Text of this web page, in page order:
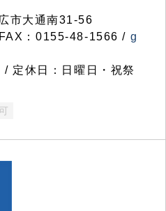
市大通南31-56
：0155-48-1566 / g
定休日：日曜日・祝祭